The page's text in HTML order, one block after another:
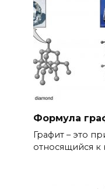
Формула
Графит – это
относящийся к